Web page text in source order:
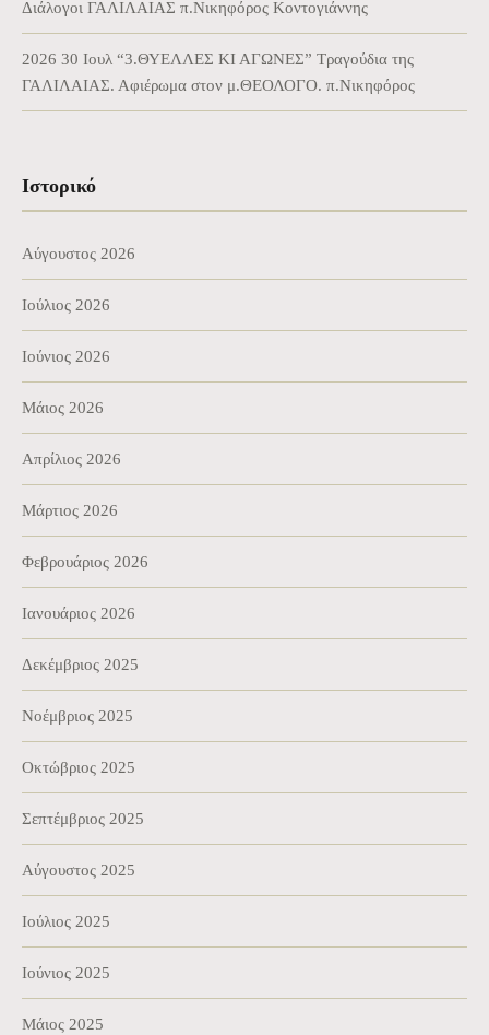
Διάλογοι ΓΑΛΙΛΑΙΑΣ π.Νικηφόρος Κοντογιάννης
2026 30 Ιουλ “3.ΘΥΕΛΛΕΣ ΚΙ ΑΓΩΝΕΣ” Τραγούδια της
ΓΑΛΙΛΑΙΑΣ. Αφιέρωμα στον μ.ΘΕΟΛΟΓΟ. π.Νικηφόρος
Ιστορικό
Αύγουστος 2026
Ιούλιος 2026
Ιούνιος 2026
Μάιος 2026
Απρίλιος 2026
Μάρτιος 2026
Φεβρουάριος 2026
Ιανουάριος 2026
Δεκέμβριος 2025
Νοέμβριος 2025
Οκτώβριος 2025
Σεπτέμβριος 2025
Αύγουστος 2025
Ιούλιος 2025
Ιούνιος 2025
Μάιος 2025